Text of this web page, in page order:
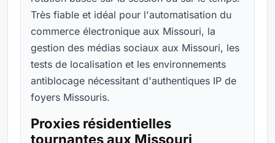
Très fiable et idéal pour l'automatisation du
commerce électronique aux Missouri, la
gestion des médias sociaux aux Missouri, les
tests de localisation et les environnements
antiblocage nécessitant d'authentiques IP de
foyers Missouris.
Proxies résidentielles
tournantes aux Missouri